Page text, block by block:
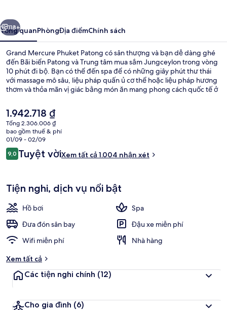
Tiếp
118+
Tổng quanPhòngĐịa điểmChính sách
Grand Mercure Phuket Patong có sân thượng và bạn dễ dàng ghé
đến Bãi biển Patong và Trung tâm mua sắm Jungceylon trong vòng
10 phút đi bộ. Bạn có thể đến spa để có những giây phút thư thái
với massage mô sâu, liệu pháp quấn ủ cơ thể hoặc liệu pháp hương
thơm và thỏa mãn vị giác bằng món ăn mang phong cách quốc tế ở
bật khác tại khách sạn sang trọng này bao gồm 3 hồ bơi ngoài trời,
quán bar cạnh hồ bơi và trung tâm thể thao. Hồ bơi và nhân viên
nhiệt tình là những điều ghi dấu ấn trong lòng du khách.
Giá
hiện
tại
là
1.942.718 ₫
1.942.718 ₫
Tổng 2.306.006 ₫
bao gồm thuế & phí
01/09 - 02/09
Nhận
xét
9,09,0 trên 10,
Tuyệt vờiXem tất cả 1.004 nhận xét
Tiện nghi, dịch vụ nổi bật
Hồ bơi
Spa
Đưa đón sân bay
Đậu xe miễn phí
Wifi miễn phí
Nhà hàng
Xem tất cả
Các tiện nghi chính (12)
Cho gia đình (6)